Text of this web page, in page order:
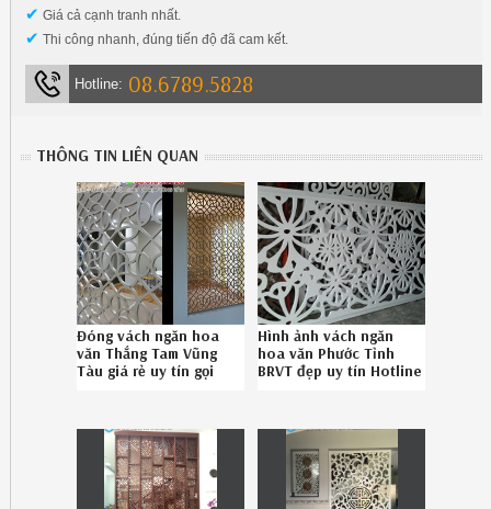
✔ Giá cả cạnh tranh nhất.
✔ Thi công nhanh, đúng tiến độ đã cam kết.
Hotline: 08.6789.5828
THÔNG TIN LIÊN QUAN
Đóng vách ngăn hoa
văn Thắng Tam Vũng
Tàu giá rẻ uy tín gọi
Hình ảnh vách ngăn
hoa văn Phước Tỉnh
BRVT đẹp uy tín Hotline